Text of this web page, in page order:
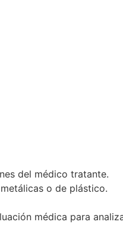
del médico tratante.
o de plástico.
médica para